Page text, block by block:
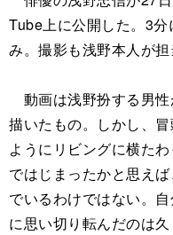
Tube上に公開した。3
み。撮影も浅野本人が担
動画は浅野扮する男
描いたもの。しかし、
ようにリビングに横た
ではじまったかと思え
でいるわけではない。
に思い切り転んだのは